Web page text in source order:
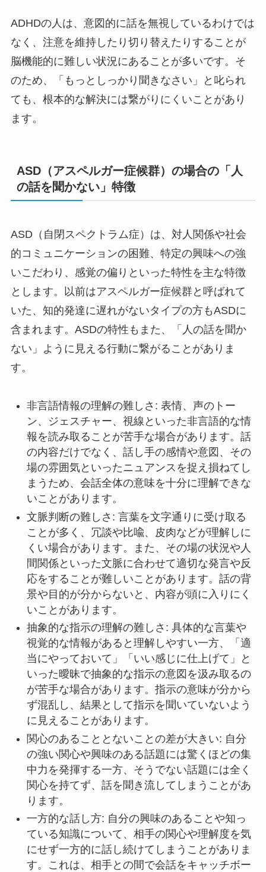
ADHDの人は、意図的に話を無視しているわけでは
なく、注意を維持したり切り替えたりすることが
脳機能的に難しい状況にあることが多いです。そ
のため、「もっとしっかり聞きなさい」と叱られ
ても、根本的な解決には繋がりにくいことがあり
ます。
ASD（アスペルガー症候群）の場合の「人
の話を聞かない」特徴
ASD（自閉スペクトラム症）は、対人関係や社会
的コミュニケーションの困難、特定の興味への強
いこだわり、感覚の偏りといった特性を主な特徴
とします。以前はアスペルガー症候群と呼ばれて
いた、知的発達に遅れがないタイプの方もASDに
含まれます。ASDの特性もまた、「人の話を聞か
ない」ように見える行動に繋がることがありま
す。
非言語情報の理解の難しさ: 表情、声のトー
ン、ジェスチャー、視線といった非言語的な情
報を読み取ることが苦手な場合があります。話
の内容だけでなく、話し手の感情や意図、その
場の雰囲気といったニュアンスを捉え損ねてし
まうため、会話全体の意味を十分に理解できな
いことがあります。
文脈判断の難しさ: 言葉を文字通りに受け取る
ことが多く、冗談や比喩、皮肉などが理解しに
くい場合があります。また、その場の状況や人
間関係といった文脈に合わせて適切な発言や反
応をすることが難しいことがあります。話の背
景や目的が分からないと、内容が頭に入りにく
いことがあります。
抽象的な指示の理解の難しさ: 具体的な言葉や
視覚的な情報があると理解しやすい一方、「適
当にやっておいて」「いい感じに仕上げて」と
いった曖昧で抽象的な指示の意図を汲み取るの
が苦手な場合があります。指示の意味が分から
ず混乱し、結果として指示を聞いていないよう
に見えることがあります。
関心のあることとないことの差が大きい: 自分
の強い関心や興味のある話題には驚くほどの集
中力を発揮する一方、そうでない話題には全く
関心を持てず、話を聞き流してしまうことがあ
ります。
一方的な話し方: 自分の興味のあることや知っ
ている知識について、相手の関心や理解度を気
にせず一方的に話し続けてしまうことがありま
す。これは、相手との間で会話をキャッチボー